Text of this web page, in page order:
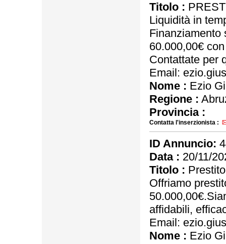
Titolo :
Liquidità in
Finanziamento
60.000,00€
Contattate per
Email:
Nome : Ezio
Regione :
Provincia :
Contatta l'inserzionista :
ID Annuncio:
Data : 20/11/
Titolo :
Offriamo
affidabili,
Email:
Nome : Ezio